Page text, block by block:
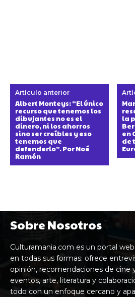
Artículo anterior
Albert Monteys: “El único
recurso que tenemos los
dibujantes no es el
dinero, ni los ahorros
sino ser creíbles y eso
tenemos que
defenderlo”. Por Noé
Ramón
la
en
de
Sobre Nosotros
Culturamania.com es un portal
en todas sus formas: ofrece
opinión, recomendaciones de cine
eventos, arte, literatura y
todo con un enfoque cercano y